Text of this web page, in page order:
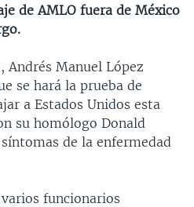
de AMLO fuera de México
Andrés Manuel López
se hará la prueba de
a Estados Unidos esta
su homólogo Donald
de la enfermedad
funcionarios